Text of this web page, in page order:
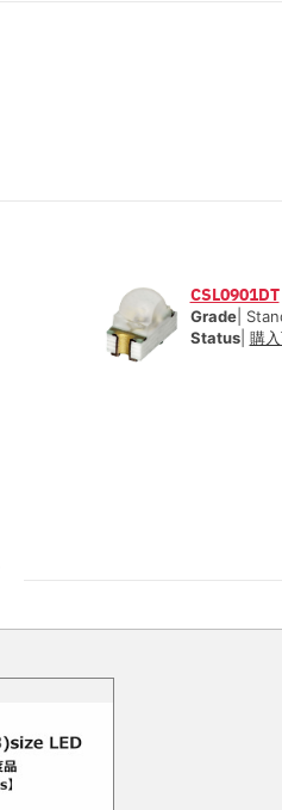
CSL0901DT
Grade|
Status| 購